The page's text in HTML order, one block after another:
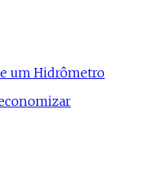
um Hidrômetro